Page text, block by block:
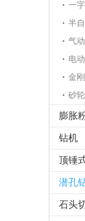
一
半
气
电
金
砂轮
膨胀
钻机
顶锤
潜孔
石头